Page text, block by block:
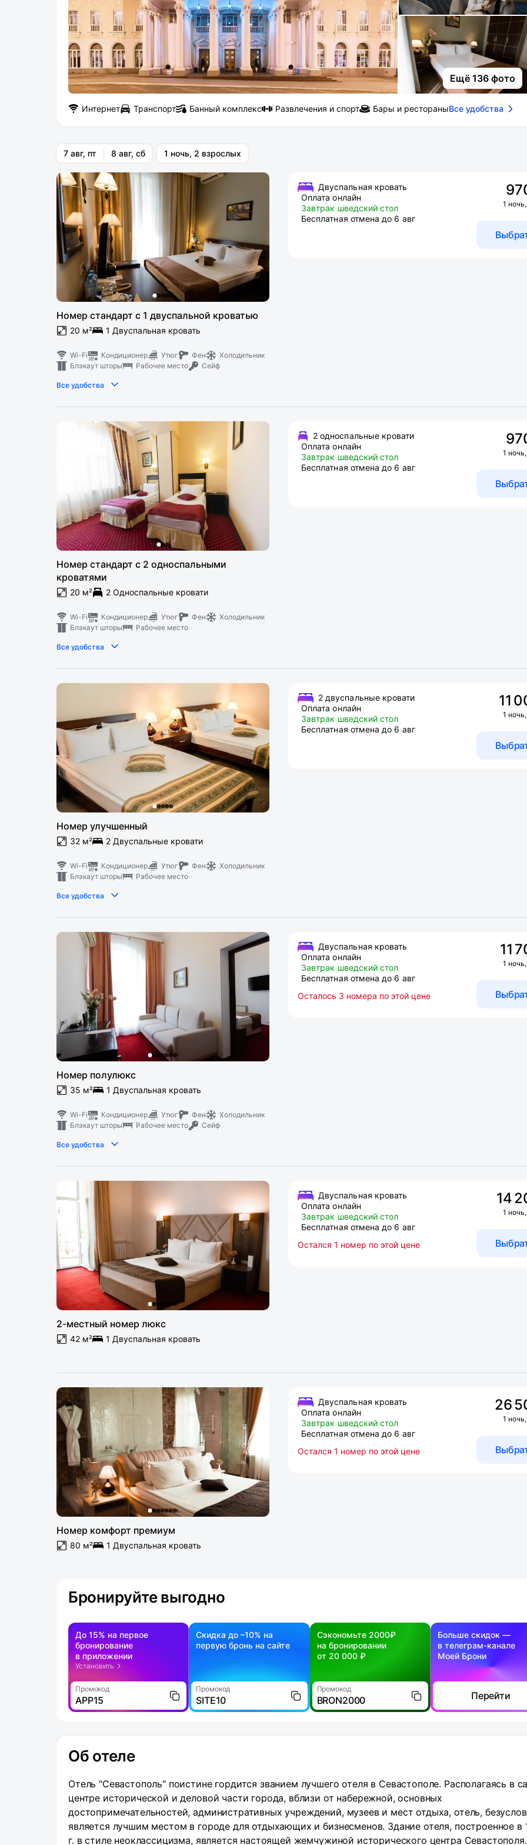
Ещё 136 фото
Интернет Транспорт Банный комплекс Развлечения и спорт Бары и рестораныВсе удобства
7 авг, пт 8 авг, сб 1 ночь, 2 взрослых
Номер стандарт с 1 двуспальной кроватью
20 м² 1 Двуспальная кровать
Wi-Fi Кондиционер Утюг Фен
Холодильник
Блэкаут шторы
Рабочее место Сейф
Все удобства
Двуспальная кровать
Оплата онлайн
Завтрак шведский стол
Бесплатная отмена до 6 авг
1
Номер стандарт с 2 односпальными
кроватями
20 м² 2 Односпальные кровати
Wi-Fi Кондиционер Утюг Фен
Холодильник
Блэкаут шторы
Рабочее место
Все удобства
2 односпальные кровати
Оплата онлайн
Завтрак шведский стол
Бесплатная отмена до 6 авг
1
Номер улучшенный
32 м² 2 Двуспальные кровати
Wi-Fi Кондиционер Утюг Фен
Холодильник
Блэкаут шторы
Рабочее место
Все удобства
2 двуспальные кровати
Оплата онлайн
Завтрак шведский стол
Бесплатная отмена до 6 авг
11
1
Номер полулюкс
35 м² 1 Двуспальная кровать
Wi-Fi Кондиционер Утюг Фен
Холодильник
Блэкаут шторы
Рабочее место Сейф
Все удобства
Двуспальная кровать
Оплата онлайн
Завтрак шведский стол
Бесплатная отмена до 6 авг
Осталось 3 номера по этой цене
11
1
2-местный номер люкс
42 м² 1 Двуспальная кровать
Двуспальная кровать
Оплата онлайн
Завтрак шведский стол
Бесплатная отмена до 6 авг
Остался 1 номер по этой цене
14
1
Номер комфорт премиум
80 м² 1 Двуспальная кровать
Двуспальная кровать
Оплата онлайн
Завтрак шведский стол
Бесплатная отмена до 6 авг
Остался 1 номер по этой цене
26
1
Бронируйте выгодно
До 15% на первое
бронирование
в приложении
Установить
Промокод
APP15
Скидка до –10% на
первую бронь на сайте
Промокод
SITE10
Сэкономьте 2000₽
на бронировании
от 20 000 ₽
Промокод
BRON2000
Больше скидок —
в телеграм-канале
Моей Брони
Перейти
Об отеле
Отель "Севастополь" поистине гордится званием лучшего отеля в Севастополе. Располагаясь в
центре исторической и деловой части города, вблизи от набережной, основных
достопримечательностей, административных учреждений, музеев и мест отдыха, отель,
является лучшим местом в городе для отдыхающих и бизнесменов. Здание отеля, построенное в
г. в стиле неоклассицизма, является настоящей жемчужиной исторического центра Севастополя.